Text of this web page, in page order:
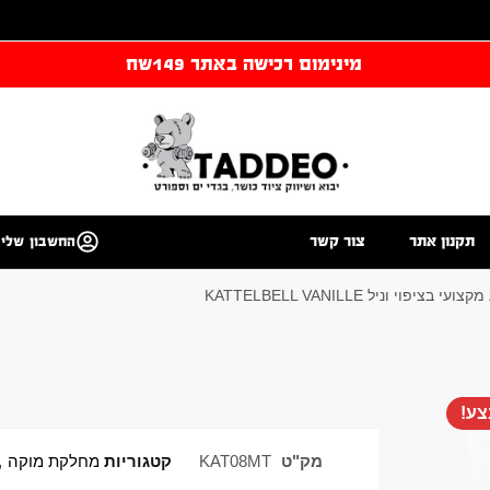
מינימום רכישה באתר 149שח
תקנון אתר צור קשר החשבון שלי
מק"ט KAT08MT קטגוריות מחלקת מוקה